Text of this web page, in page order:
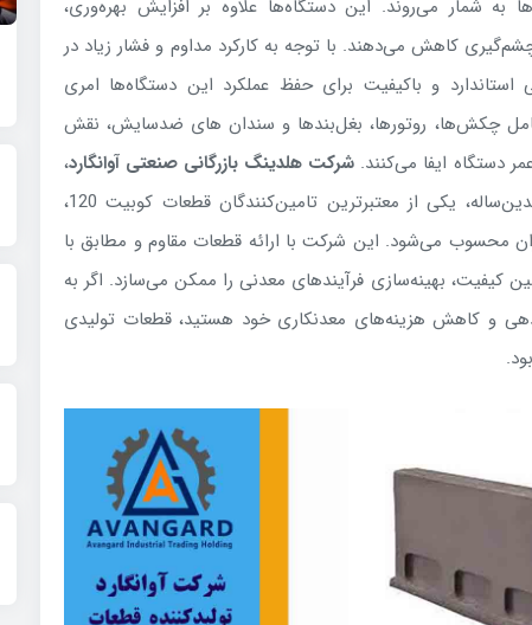
شمار می‌روند. این دستگاه‌ها علاوه بر افزایش بهره‌وری،
کاهش می‌دهند. با توجه به کارکرد مداوم و فشار زیاد در
استاندارد و باکیفیت برای حفظ عملکرد این دستگاه‌ها امری
چکش‌ها، روتورها، بغل‌بندها و سندان های ضدسایش، نقش
دستگاه ایفا می‌کنند. شرکت هلدینگ بازرگانی صنعتی آوانگارد،
با تکیه بر تخصص و تجربه چندین‌ساله، یکی از معتبرترین تامین‌کنندگان قطعات کوبیت 120،
و کوبیت 240 در ایران محسوب می‌شود. این شرکت با ارائه قطعات مقاوم و مطابق با
کیفیت، بهینه‌سازی فرآیندهای معدنی را ممکن می‌سازد. اگر به
و کاهش هزینه‌های معدنکاری خود هستید، قطعات تولیدی